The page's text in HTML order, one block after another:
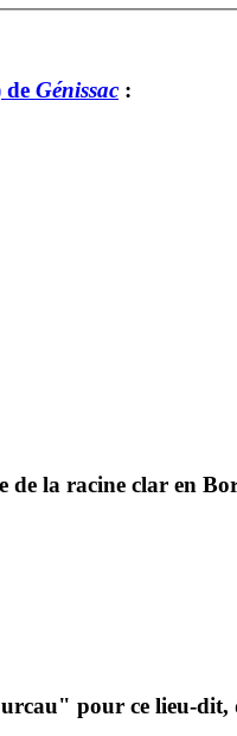
de Génissac :
de la racine clar en
pour ce lieu-